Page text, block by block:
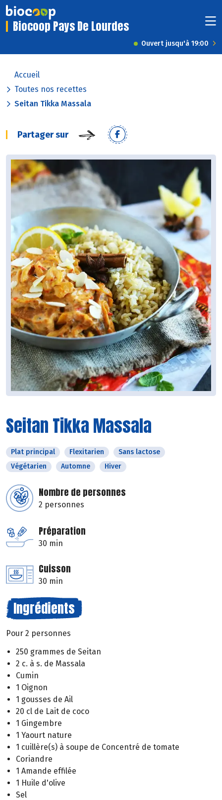
Biocoop Pays De Lourdes
Ouvert jusqu'à 19:00
Accueil
Toutes nos recettes
Seitan Tikka Massala
Partager sur
Seitan Tikka Massala
Plat principal Flexitarien
Sans lactose
Végétarien
Automne Hiver
Nombre de personnes
2 personnes
Préparation
30 min
Cuisson
30 min
Ingrédients
Pour 2 personnes
250 grammes de Seitan
2 c. à s. de Massala
Cumin
1 Oignon
1 gousses de Ail
20 cl de Lait de coco
1 Gingembre
1 Yaourt nature
1 cuillère(s) à soupe de Concentré de tomate
Coriandre
1 Amande effilée
1 Huile d'olive
Sel